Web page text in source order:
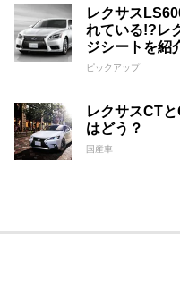
レクサス
れている!?レ
ジシートを紹
ピックアップ
レクサスCT
はどう？
国産車